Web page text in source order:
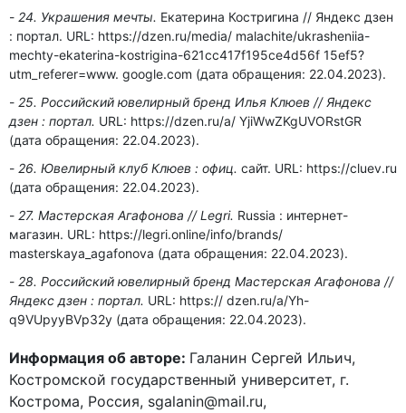
24. Украшения мечты. Екатерина Костригина // Яндекс дзен
: портал. URL: https://dzen.ru/media/ malachite/ukrasheniia-
mechty-ekaterina-kostrigina-621cc417f195ce4d56f 15ef5?
utm_referer=www. google.com (дата обращения: 22.04.2023).
25. Российский ювелирный бренд Илья Клюев // Яндекс
дзен : портал. URL: https://dzen.ru/a/ YjiWwZKgUVORstGR
(дата обращения: 22.04.2023).
26. Ювелирный клуб Клюев : офиц. сайт. URL: https://cluev.ru
(дата обращения: 22.04.2023).
27. Мастерская Агафонова // Legri. Russia : интернет-
магазин. URL: https://legri.online/info/brands/
masterskaya_agafonova (дата обращения: 22.04.2023).
28. Российский ювелирный бренд Мастерская Агафонова //
Яндекс дзен : портал. URL: https:// dzen.ru/a/Yh-
q9VUpyyBVp32y (дата обращения: 22.04.2023).
Информация об авторе: Галанин Сергей Ильич,
Костромской государственный университет, г.
Кострома, Россия, sgalanin@mail.ru,